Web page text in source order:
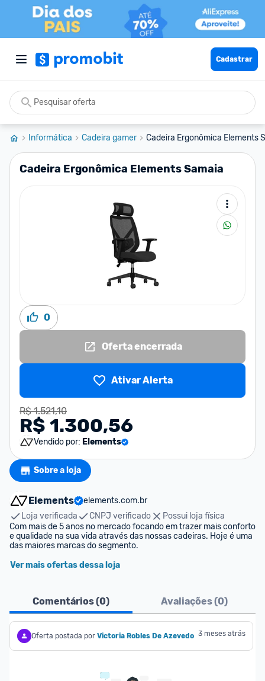
Cadastrar
Informática Cadeira gamer Cadeira Ergonômica Elements
Cadeira Ergonômica Elements Samaia
0
Oferta encerrada
Ativar Alerta
R$ 1.521,10
R$ 1.300,56
Vendido por: Elements
Sobre a loja
Elements
elements.com.br
Loja verificada
CNPJ verificado
Possui loja física
Com mais de 5 anos no mercado focando em trazer mais conforto
e qualidade na sua vida através das nossas cadeiras. Hoje é uma
das maiores marcas do segmento.
Ver mais ofertas dessa loja
Comentários (0) Avaliações (0)
Oferta postada por Victoria Robles De Azevedo 3 meses atrás